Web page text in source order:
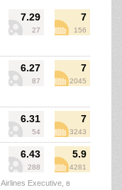
7.29
27
7
156
6.27
87
7
2045
6.31
54
7
3243
6.43
288
5.9
4281
Executive, в